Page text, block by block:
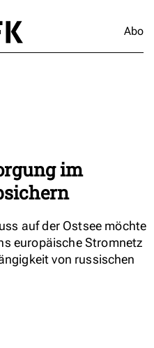
Abo
im
auf der Ostsee möchte
europäische Stromnetz
von russischen